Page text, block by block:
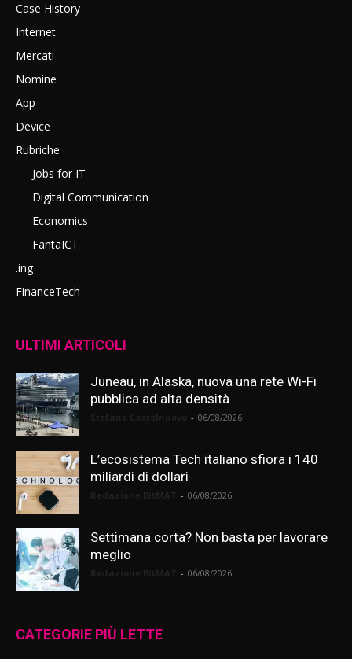
Case History
Internet
Mercati
Nomine
App
Device
Rubriche
Jobs for IT
Digital Communication
Economics
FantaICT
.ing
FinanceTech
ULTIMI ARTICOLI
Juneau, in Alaska, nuova una rete Wi-Fi
pubblica ad alta densità
- 06/08/2026
L’ecosistema Tech italiano sfiora i 140
miliardi di dollari
- 06/08/2026
Settimana corta? Non basta per lavorare
meglio
- 06/08/2026
CATEGORIE PIÙ LETTE